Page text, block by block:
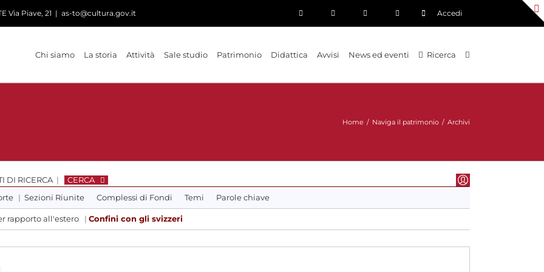
Via Piave, 21 | as-to@cultura.gov.it Accedi
Chi siamo La storia Attività Sale studio Patrimonio Didattica Avvisi News ed eventi Ricerca
Home / Naviga il patrimonio / Archivi
DI RICERCA |
CERCA
| Sezioni Riunite Complessi di Fondi Temi Parole chiave
rapporto all'estero | Confini con gli svizzeri